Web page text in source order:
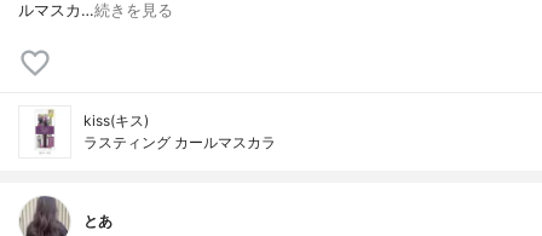
ルマスカ…続きを見る
kiss(キス)
ラスティング カールマスカラ
とあ